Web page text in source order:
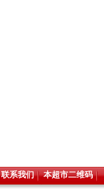
联系我们 本超市二维码